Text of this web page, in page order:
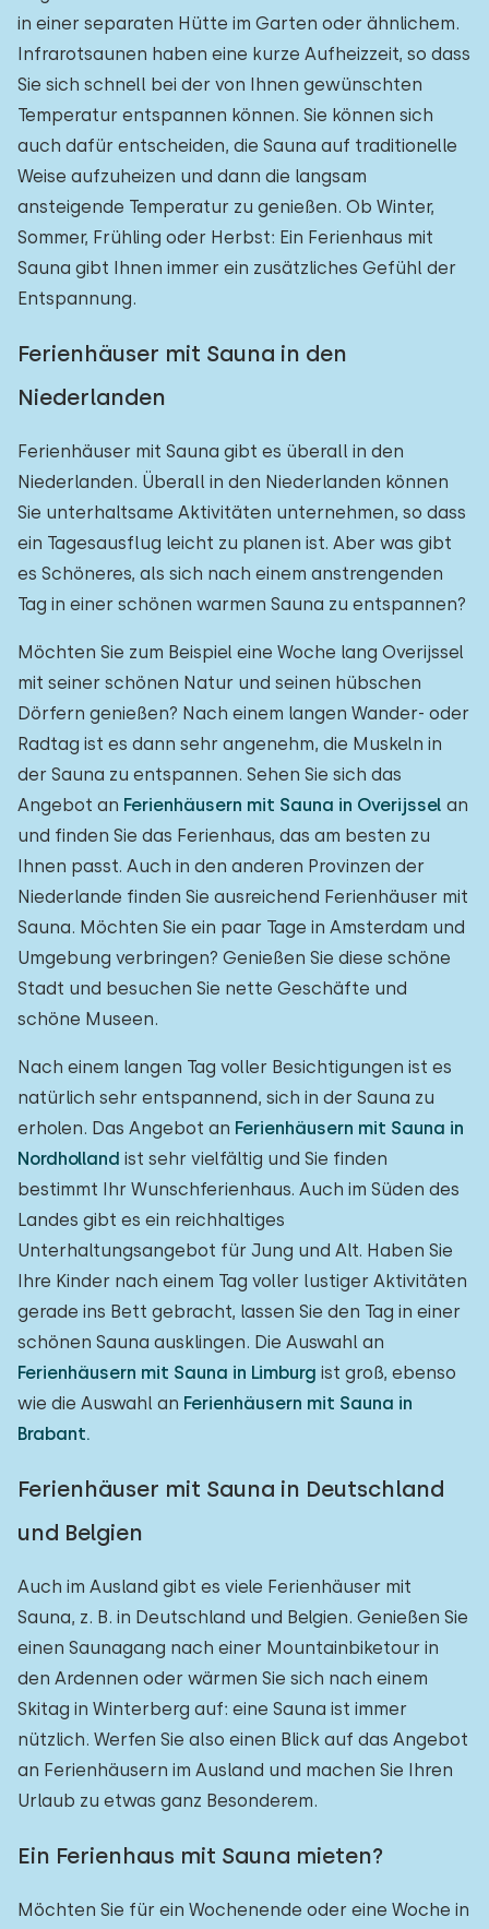
in einer separaten Hütte im Garten oder ähnlichem.
Infrarotsaunen haben eine kurze Aufheizzeit, so dass
Sie sich schnell bei der von Ihnen gewünschten
Temperatur entspannen können. Sie können sich
auch dafür entscheiden, die Sauna auf traditionelle
Weise aufzuheizen und dann die langsam
ansteigende Temperatur zu genießen. Ob Winter,
Sommer, Frühling oder Herbst: Ein Ferienhaus mit
Sauna gibt Ihnen immer ein zusätzliches Gefühl der
Entspannung.
Ferienhäuser mit Sauna in den
Niederlanden
Ferienhäuser mit Sauna gibt es überall in den
Niederlanden. Überall in den Niederlanden können
Sie unterhaltsame Aktivitäten unternehmen, so dass
ein Tagesausflug leicht zu planen ist. Aber was gibt
es Schöneres, als sich nach einem anstrengenden
Tag in einer schönen warmen Sauna zu entspannen?
Möchten Sie zum Beispiel eine Woche lang Overijssel
mit seiner schönen Natur und seinen hübschen
Dörfern genießen? Nach einem langen Wander- oder
Radtag ist es dann sehr angenehm, die Muskeln in
der Sauna zu entspannen. Sehen Sie sich das
Angebot an Ferienhäusern mit Sauna in Overijssel an
und finden Sie das Ferienhaus, das am besten zu
Ihnen passt. Auch in den anderen Provinzen der
Niederlande finden Sie ausreichend Ferienhäuser mit
Sauna. Möchten Sie ein paar Tage in Amsterdam und
Umgebung verbringen? Genießen Sie diese schöne
Stadt und besuchen Sie nette Geschäfte und
schöne Museen.
Nach einem langen Tag voller Besichtigungen ist es
natürlich sehr entspannend, sich in der Sauna zu
erholen. Das Angebot an Ferienhäusern mit Sauna in
Nordholland ist sehr vielfältig und Sie finden
bestimmt Ihr Wunschferienhaus. Auch im Süden des
Landes gibt es ein reichhaltiges
Unterhaltungsangebot für Jung und Alt. Haben Sie
Ihre Kinder nach einem Tag voller lustiger Aktivitäten
gerade ins Bett gebracht, lassen Sie den Tag in einer
schönen Sauna ausklingen. Die Auswahl an
Ferienhäusern mit Sauna in Limburg ist groß, ebenso
wie die Auswahl an Ferienhäusern mit Sauna in
Brabant.
Ferienhäuser mit Sauna in Deutschland
und Belgien
Auch im Ausland gibt es viele Ferienhäuser mit
Sauna, z. B. in Deutschland und Belgien. Genießen Sie
einen Saunagang nach einer Mountainbiketour in
den Ardennen oder wärmen Sie sich nach einem
Skitag in Winterberg auf: eine Sauna ist immer
nützlich. Werfen Sie also einen Blick auf das Angebot
an Ferienhäusern im Ausland und machen Sie Ihren
Urlaub zu etwas ganz Besonderem.
Ein Ferienhaus mit Sauna mieten?
Möchten Sie für ein Wochenende oder eine Woche in